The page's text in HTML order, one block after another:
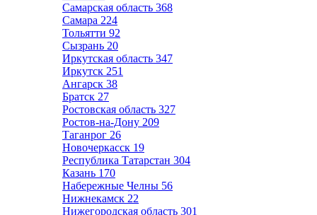
Самарская область 368
Самара 224
Тольятти 92
Сызрань 20
Иркутская область 347
Иркутск 251
Ангарск 38
Братск 27
Ростовская область 327
Ростов-на-Дону 209
Таганрог 26
Новочеркасск 19
Республика Татарстан 304
Казань 170
Набережные Челны 56
Нижнекамск 22
Нижегородская область 301